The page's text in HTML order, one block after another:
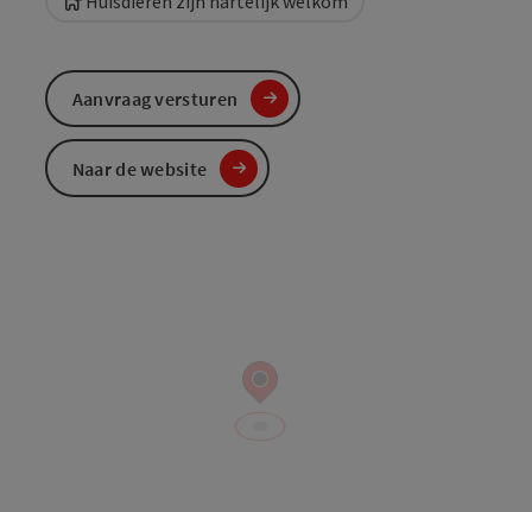
Aanvraag versturen
Naar de website